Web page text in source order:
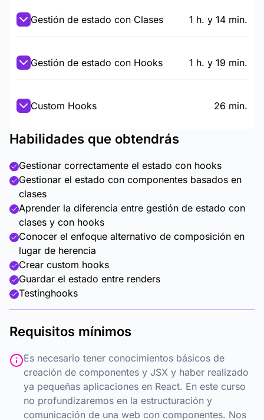
Gestión de estado con Clases 1 h. y 14 min.
Gestión de estado con Hooks 1 h. y 19 min.
Custom Hooks 26 min.
Habilidades que obtendrás
Gestionar correctamente el estado con hooks
Gestionar el estado con componentes basados en
clases
Aprender la diferencia entre gestión de estado con
clases y con hooks
Conocer el enfoque alternativo de composición en
lugar de herencia
Crear custom hooks
Guardar el estado entre renders
Testinghooks
Requisitos mínimos
Es necesario tener conocimientos básicos de
creación de componentes y JSX y haber realizado
ya pequeñas aplicaciones en React. En este curso
no profundizaremos en la estructuración y
comunicación de una web con componentes. Nos